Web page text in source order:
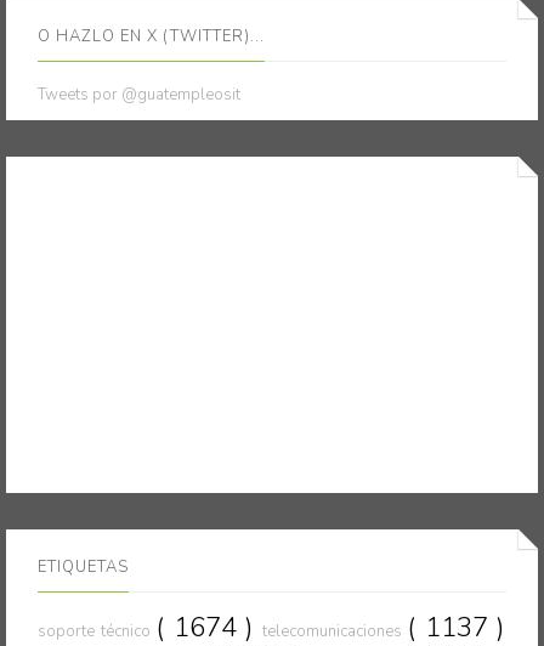
O HAZLO EN X (TWITTER)...
Tweets por @guatempleosit
ETIQUETAS
soporte técnico ( 1674 ) telecomunicaciones ( 1137 )